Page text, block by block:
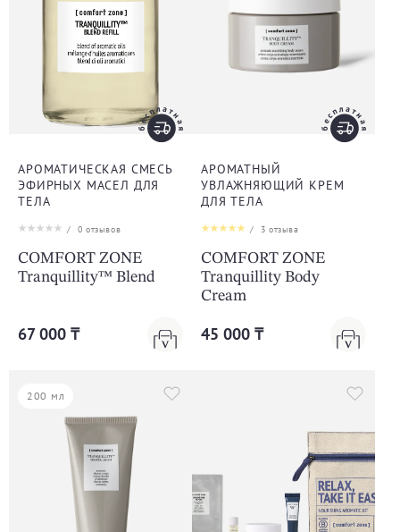
АРОМАТИЧЕСКАЯ СМЕСЬ
ЭФИРНЫХ МАСЕЛ ДЛЯ
ТЕЛА
/ 0 отзывов
COMFORT ZONE
Tranquillity™ Blend
67 000 ₸
АРОМАТНЫЙ
УВЛАЖНЯЮЩИЙ КРЕМ
ДЛЯ ТЕЛА
/ 3 отзыва
COMFORT ZONE
Tranquillity Body
Cream
45 000 ₸
200 мл